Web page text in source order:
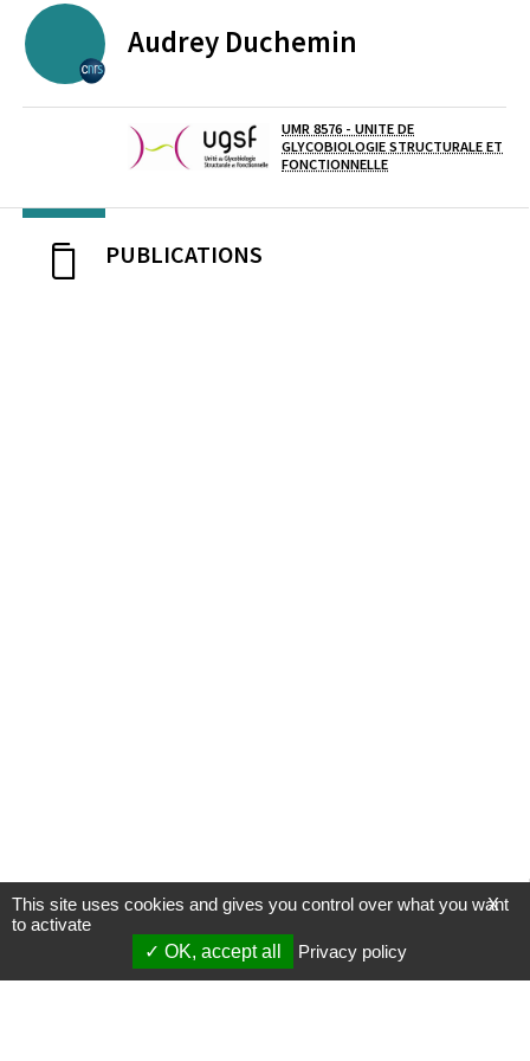
CENTRE NATIONAL DE LA RECHERCHE SCIENTIFIQUE
Audrey Duchemin
Laboratoire / équipe
UMR 8576 - UNITE DE
GLYCOBIOLOGIE STRUCTURALE ET
FONCTIONNELLE
PUBLICATIONS
X
This site uses cookies and gives you control over what you want
to activate
OK, accept all
Privacy policy